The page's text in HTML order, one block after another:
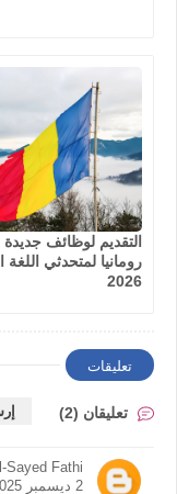
التقديم لوظائف جديدة
رومانيا لمتحدثي اللغة
2026
تعليقات
تعليقان (2)
Sayed Fathi
2 ديسمبر 2025 في 4:58 ص